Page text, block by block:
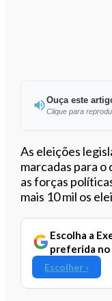
Ouça este
Clique para
As eleições
marcadas para o
as forças
mais 10 mil os
Escolha a
preferida no
Escolher ›